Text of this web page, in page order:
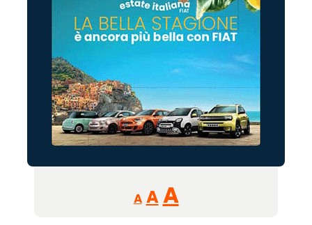
A
Reducir
tamaño
A Restablecer
AAumentar